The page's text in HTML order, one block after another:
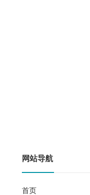
网站导航
首页